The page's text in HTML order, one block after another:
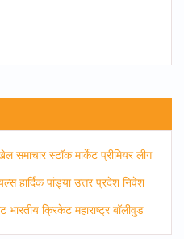
समाचार स्टॉक मार्केट प्रीमियर लीग
हार्दिक पांड्या उत्तर प्रदेश निवेश
भारतीय क्रिकेट महाराष्ट्र बॉलीवुड